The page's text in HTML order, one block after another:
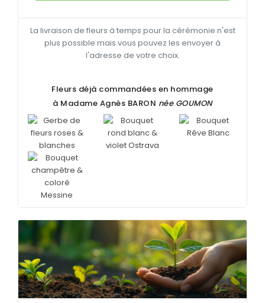
La livraison de fleurs à temps pour la cérémonie n'est
plus possible mais vous pouvez les envoyer à
l'adresse de votre choix.
Fleurs déjà commandées en hommage
à Madame Agnès BARON née GOUMON